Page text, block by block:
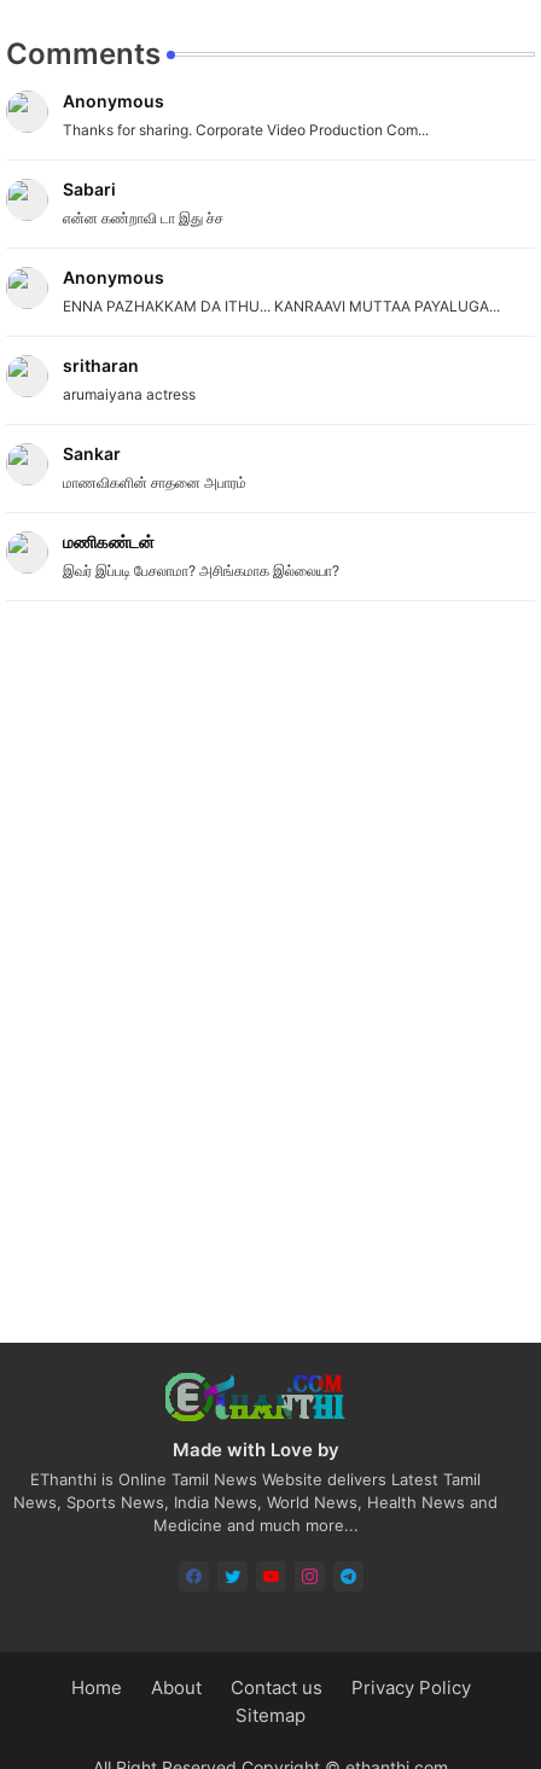
Comments
Anonymous
Thanks for sharing. Corporate Video Production Com...
Sabari
என்ன கண்றாவி டா இது ச்ச
Anonymous
ENNA PAZHAKKAM DA ITHU... KANRAAVI MUTTAA PAYALUGA...
sritharan
arumaiyana actress
Sankar
மாணவிகளின் சாதனை அபாரம்
மணிகண்டன்
இவர் இப்படி பேசலாமா? அசிங்கமாக இல்லையா?
Made with Love by
EThanthi is Online Tamil News Website delivers Latest Tamil
News, Sports News, India News, World News, Health News and
Medicine and much more...
Home About Contact us
Privacy Policy
Sitemap